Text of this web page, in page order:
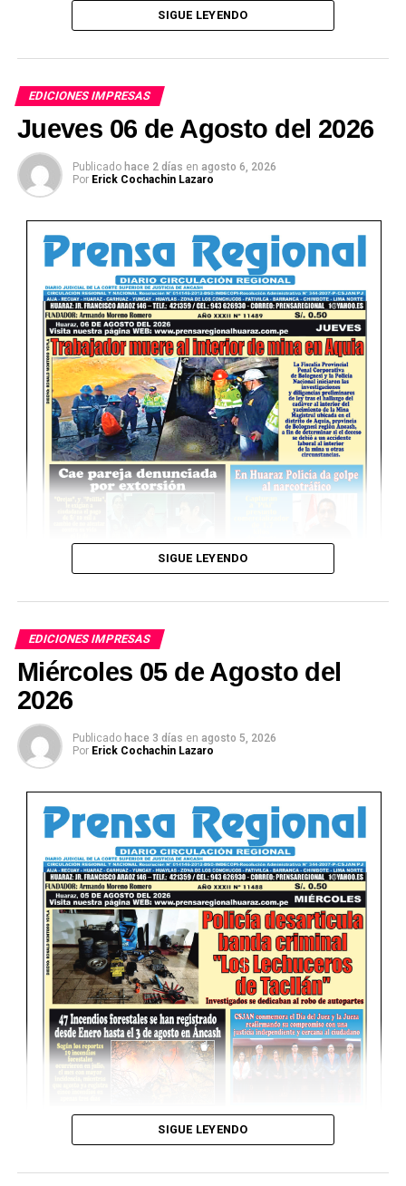
SIGUE LEYENDO
EDICIONES IMPRESAS
Jueves 06 de Agosto del 2026
Publicado hace 2 días en agosto 6, 2026
Por Erick Cochachin Lazaro
Ver Online
SIGUE LEYENDO
EDICIONES IMPRESAS
Miércoles 05 de Agosto del
2026
Publicado hace 3 días en agosto 5, 2026
Por Erick Cochachin Lazaro
SIGUE LEYENDO